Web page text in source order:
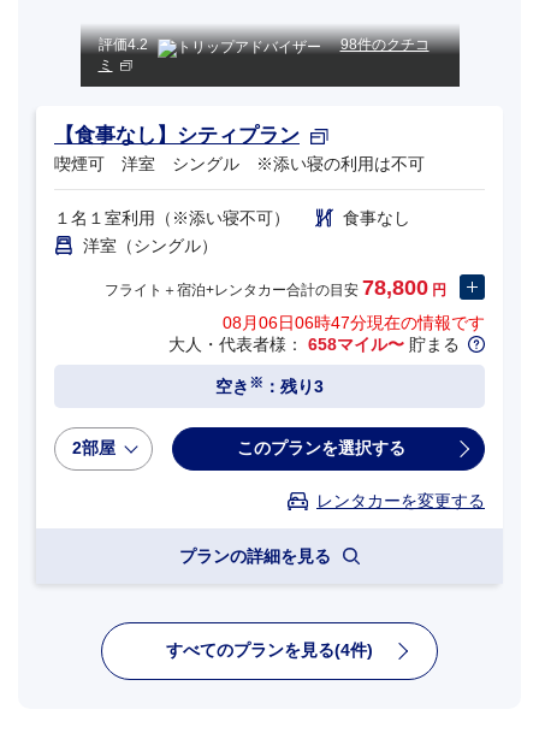
評価4.2
98件のクチコ
ミ
【食事なし】シティプラン
喫煙可 洋室 シングル ※添い寝の利用は不可
１名１室利用（※添い寝不可）
食事なし
洋室（シングル）
フライト＋宿泊+レンタカー合計の目安 78,800 円
08月06日06時47分現在の情報です
大人・代表者様： 658マイル〜 貯まる
空き ※ ：残り3
2部屋 このプランを選択する
レンタカーを変更する
プランの詳細を見る
すべてのプランを見る(4件)